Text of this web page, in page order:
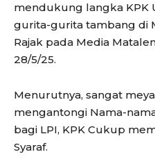
mendukung langka KPK
gurita-gurita tambang di
Rajak pada Media
28/5/25.
Menurutnya, sangat
mengantongi Nama-
bagi LPI, KPK Cukup
Syaraf.